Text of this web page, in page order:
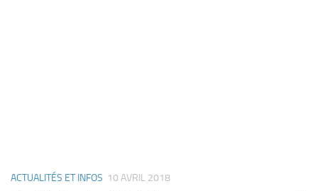
ACTUALITÉS ET INFOS 10 AVRIL 2018